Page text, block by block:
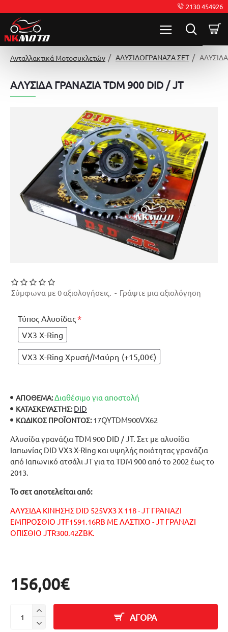
2130 454926
Ανταλλακτικά Μοτοσυκλετών ΑΛΥΣΙΔΟΓΡΑΝΑΖΑ ΣΕΤ
ΑΛΥΣΙΔΑ ΓΡΑΝΑΖΙΑ TDM 900 DID / JT
Αλυσίδα γρανάζια TDM 900 DID / JT. Σετ με αλυσίδα
Ιαπωνίας DID VX3 X-Ring και υψηλής ποιότητας γρανάζια
από Ιαπωνικό ατσάλι JT για τα TDM 900 από το 2002 έως το
2013.
Το σετ αποτελείται από:
ΑΛΥΣΙΔΑ ΚΙΝΗΣΗΣ DID 525VX3 X 118 - JT ΓΡΑΝΑΖΙ
ΕΜΠΡΟΣΘΙΟ JTF1591.16RB ΜΕ ΛΑΣΤΙΧΟ - JT ΓΡΑΝΑΖΙ
ΟΠΙΣΘΙΟ JTR300.42ZBK.
ΑΠΟΘΕΜΑ:Διαθέσιμο για αποστολή
ΚΑΤΑΣΚΕΥΑΣΤΉΣ: DID
ΚΩΔΙΚΌΣ ΠΡΟΪΌΝΤΟΣ: 17QYTDM900VX62
Σύμφωνα με 0 αξιολογήσεις. - Γράψτε μια αξιολόγηση
156,00€
Τύπος Αλυσίδας
VX3 X-Ring
VX3 X-Ring Χρυσή/Μαύρη (+15,00€)
ΑΓΟΡΑ